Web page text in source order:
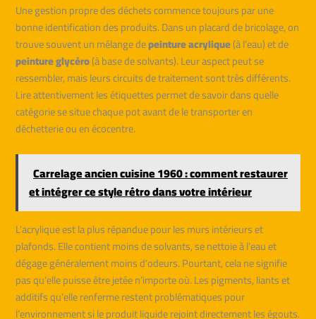
Une gestion propre des déchets commence toujours par une
bonne identification des produits. Dans un placard de bricolage, on
trouve souvent un mélange depeinture acrylique(à l’eau) et de
peinture glycéro(à base de solvants). Leur aspect peut se
ressembler, mais leurs circuits de traitement sont très différents.
Lire attentivement les étiquettes permet de savoir dans quelle
catégorie se situe chaque pot avant de le transporter en
déchetterie ou en écocentre.
Carrelage ancien cuisine 1960 : comment restaurer
et intégrer ce style rétro dans votre intérieur
L’acrylique est la plus répandue pour les murs intérieurs et
plafonds. Elle contient moins de solvants, se nettoie à l’eau et
dégage généralement moins d’odeurs. Pourtant, cela ne signifie
pas qu’elle puisse être jetée n’importe où. Les pigments, liants et
additifs qu’elle renferme restent problématiques pour
l’environnement si le produit liquide rejoint directement les égouts.